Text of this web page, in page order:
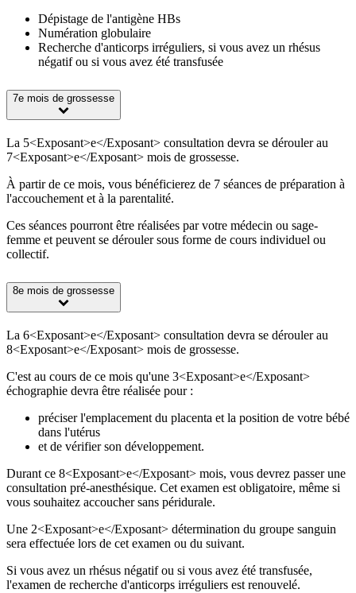
Dépistage de l'antigène HBs
Numération globulaire
Recherche d'anticorps irréguliers, si vous avez un rhésus
négatif ou si vous avez été transfusée
7e mois de grossesse
La 5<Exposant>e</Exposant> consultation devra se dérouler au
7<Exposant>e</Exposant> mois de grossesse.
À partir de ce mois, vous bénéficierez de 7 séances de préparation à
l'accouchement et à la parentalité.
Ces séances pourront être réalisées par votre médecin ou sage-
femme et peuvent se dérouler sous forme de cours individuel ou
collectif.
8e mois de grossesse
La 6<Exposant>e</Exposant> consultation devra se dérouler au
8<Exposant>e</Exposant> mois de grossesse.
C'est au cours de ce mois qu'une 3<Exposant>e</Exposant>
échographie devra être réalisée pour :
préciser l'emplacement du placenta et la position de votre bébé
dans l'utérus
et de vérifier son développement.
Durant ce 8<Exposant>e</Exposant> mois, vous devrez passer une
consultation pré-anesthésique. Cet examen est obligatoire, même si
vous souhaitez accoucher sans péridurale.
Une 2<Exposant>e</Exposant> détermination du groupe sanguin
sera effectuée lors de cet examen ou du suivant.
Si vous avez un rhésus négatif ou si vous avez été transfusée,
l'examen de recherche d'anticorps irréguliers est renouvelé.